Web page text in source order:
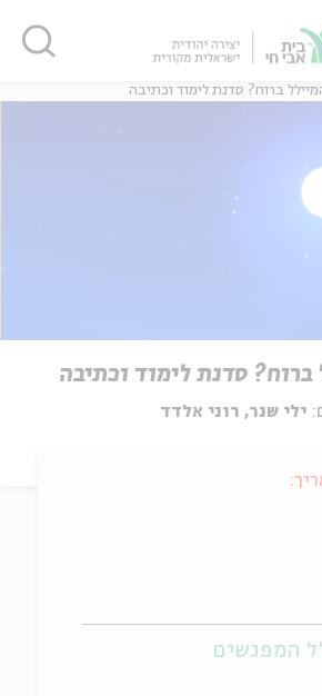
ברוח? סדנת לימוד וכתיבה
ברוח? סדנת לימוד וכתיבה
ילי שנר, רוני אלדד